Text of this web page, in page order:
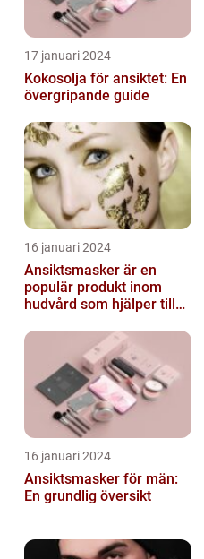
17 januari 2024
Kokosolja för ansiktet: En
övergripande guide
16 januari 2024
Ansiktsmasker är en
populär produkt inom
hudvård som hjälper till
näring åt hud...
16 januari 2024
Ansiktsmasker för män:
En grundlig översikt